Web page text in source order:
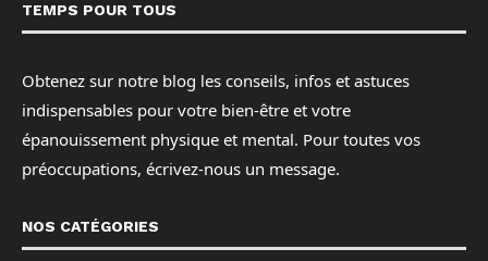
TEMPS POUR TOUS
Obtenez sur notre blog les conseils, infos et astuces
indispensables pour votre bien-être et votre
épanouissement physique et mental. Pour toutes vos
préoccupations, écrivez-nous un message.
NOS CATÉGORIES